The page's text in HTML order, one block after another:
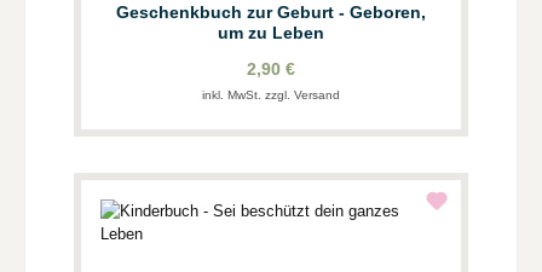
Geschenkbuch zur Geburt - Geboren,
um zu Leben
2,90 €
inkl. MwSt. zzgl. Versand